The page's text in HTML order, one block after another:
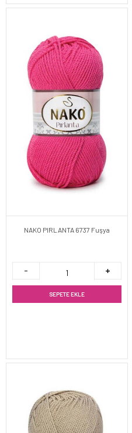
NAKO PIRLANTA 6737 Fuşya
SEPETE EKLE